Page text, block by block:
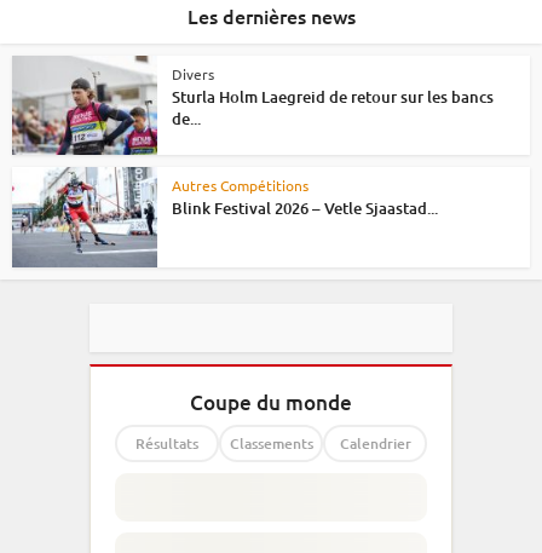
Les dernières news
Divers
Sturla Holm Laegreid de retour sur les bancs
de...
Autres Compétitions
Blink Festival 2026 – Vetle Sjaastad...
Coupe du monde
Résultats Classements Calendrier